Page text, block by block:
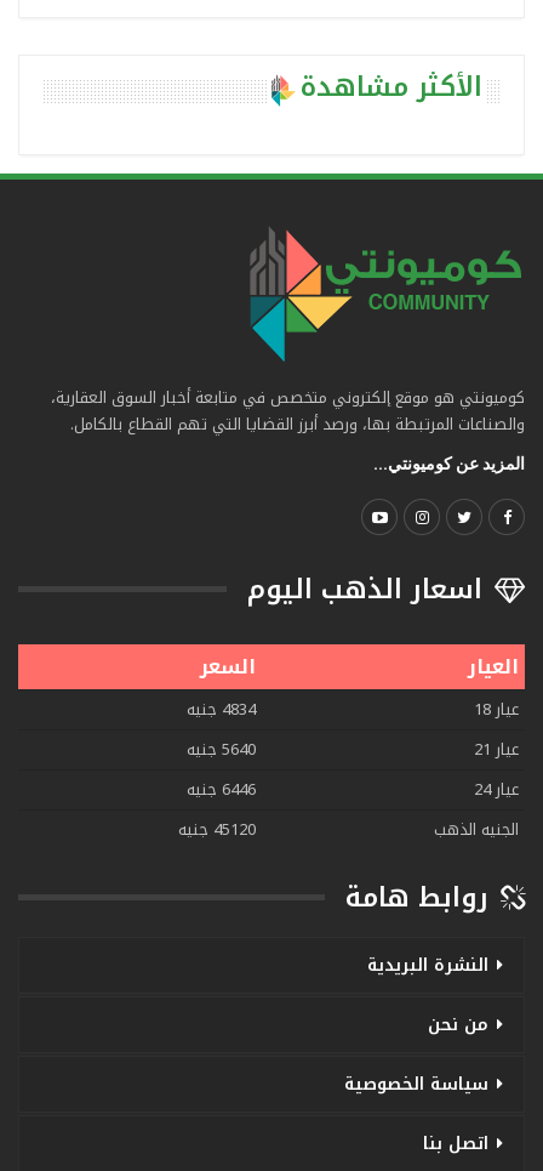
الأكثر مشاهدة
كوميونتي هو موقع إلكتروني متخصص في متابعة أخبار السوق العقارية،
والصناعات المرتبطة بها، ورصد أبرز القضايا التي تهم القطاع بالكامل.
المزيد عن كوميونتي...
اسعار الذهب اليوم
العيار السعر
عيار 18
4834 جنيه
عيار 21
5640 جنيه
عيار 24
6446 جنيه
الجنيه الذهب
45120 جنيه
روابط هامة
النشرة البريدية
من نحن
سياسة الخصوصية
اتصل بنا